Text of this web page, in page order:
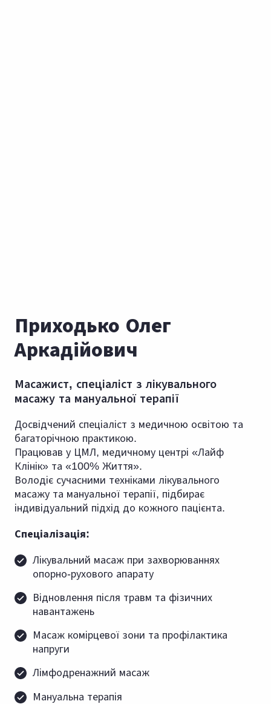
Приходько Олег
Аркадійович
Масажист, спеціаліст з лікувального
масажу та мануальної терапії
Досвідчений спеціаліст з медичною освітою та
багаторічною практикою.
Працював у ЦМЛ, медичному центрі «Лайф
Клінік» та «100% Життя».
Володіє сучасними техніками лікувального
масажу та мануальної терапії, підбирає
індивідуальний підхід до кожного пацієнта.
Спеціалізація:
Лікувальний масаж при захворюваннях
опорно-рухового апарату
Відновлення після травм та фізичних
навантажень
Масаж комірцевої зони та профілактика
напруги
Лімфодренажний масаж
Мануальна терапія